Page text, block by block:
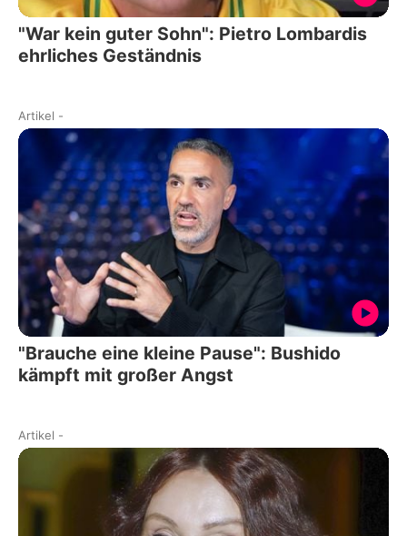
"War kein guter Sohn": Pietro Lombardis
ehrliches Geständnis
Artikel -
"Brauche eine kleine Pause": Bushido
kämpft mit großer Angst
Artikel -